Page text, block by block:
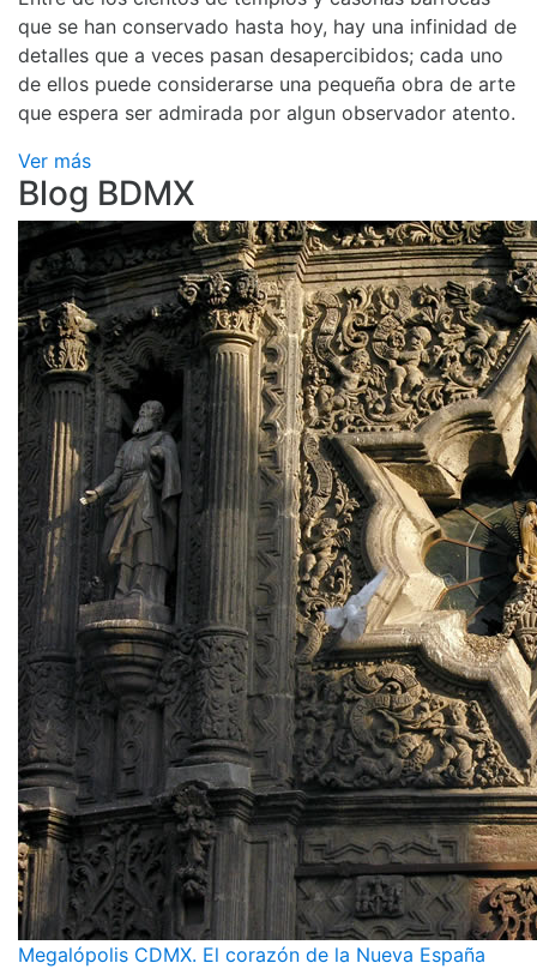
que se han conservado hasta hoy, hay una infinidad de
detalles que a veces pasan desapercibidos; cada uno
de ellos puede considerarse una pequeña obra de arte
que espera ser admirada por algun observador atento.
Ver más
Blog BDMX
Megalópolis CDMX. El corazón de la Nueva España